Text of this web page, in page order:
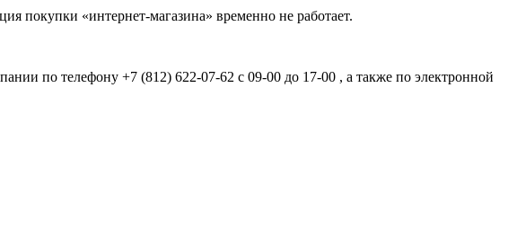
покупки «интернет-магазина» временно не работает.
по телефону +7 (812) 622-07-62 с 09-00 до 17-00 , а также по электронной